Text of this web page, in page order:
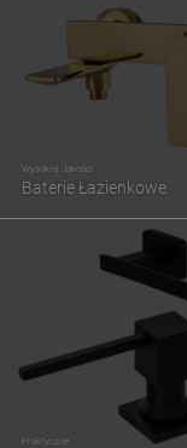
Wysokiej Jakości
Baterie Łazienkowe
Praktyczne